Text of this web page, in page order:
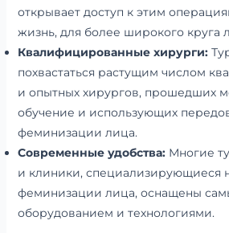
открывает доступ к этим
жизнь, для более широкого круга
Квалифицированные хирурги:
похвастаться растущим числом
и опытных хирургов, прошедших
обучение и использующих
феминизации лица.
Современные удобства:Многие
и клиники, специализирующиеся
феминизации лица, оснащены
оборудованием и технологиями.